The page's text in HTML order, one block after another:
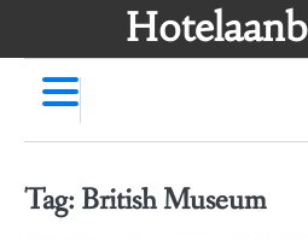
Tag: British Museum